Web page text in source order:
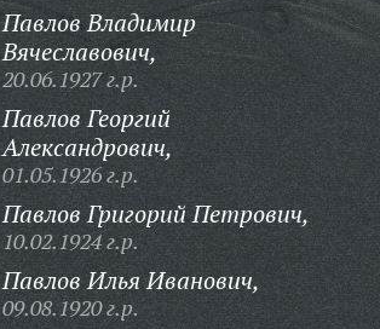
Павлов Владимир
Вячеславович,
20.06.1927 г.р.
Павлов Георгий
Александрович,
01.05.1926 г.р.
Павлов Григорий Петрович,
10.02.1924 г.р.
Павлов Илья Иванович,
09.08.1920 г.р.